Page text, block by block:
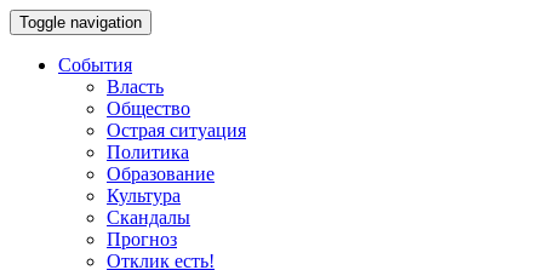
Toggle navigation
События
Власть
Общество
Острая ситуация
Политика
Образование
Культура
Скандалы
Прогноз
Отклик есть!